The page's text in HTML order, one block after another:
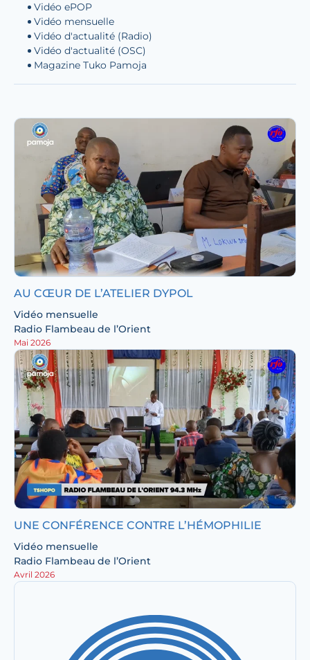
Vidéo ePOP
Vidéo mensuelle
Vidéo d'actualité (Radio)
Vidéo d'actualité (OSC)
Magazine Tuko Pamoja
AU CŒUR DE L’ATELIER DYPOL
Vidéo mensuelle
Radio Flambeau de l’Orient
Mai 2026
UNE CONFÉRENCE CONTRE L’HÉMOPHILIE
Vidéo mensuelle
Radio Flambeau de l’Orient
Avril 2026